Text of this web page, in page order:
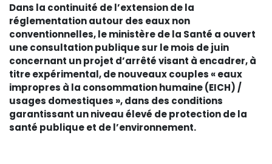
Dans la continuité de l’extension de la
réglementation autour des eaux non
conventionnelles, le ministère de la Santé a ouvert
une consultation publique sur le mois de juin
concernant un projet d’arrêté visant à encadrer, à
titre expérimental, de nouveaux couples « eaux
impropres à la consommation humaine (EICH) /
usages domestiques », dans des conditions
garantissant un niveau élevé de protection de la
santé publique et de l’environnement.